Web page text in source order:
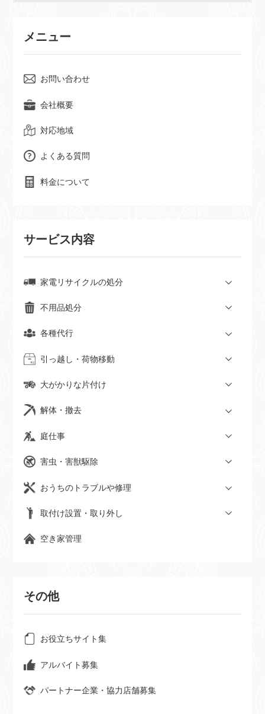
メニュー
お問い合わせ
会社概要
対応地域
よくある質問
料金について
サービス内容
家電リサイクルの処分
不用品処分
各種代行
引っ越し・荷物移動
大がかりな片付け
解体・撤去
庭仕事
害虫・害獣駆除
おうちのトラブルや修理
取付け設置・取り外し
空き家管理
その他
お役立ちサイト集
アルバイト募集
パートナー企業・協力店舗募集